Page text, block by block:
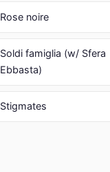
Rose noire
Soldi famiglia (w/ Sfera
Ebbasta)
Stigmates